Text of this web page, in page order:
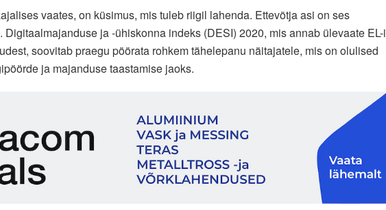
vaates, on küsimus, mis tuleb riigil lahenda. Ettevõtja asi on ses
ja -ühiskonna indeks (DESI) 2020, mis annab ülevaate EL-i
soovitab praegu pöörata rohkem tähelepanu näitajatele, mis on olulised
ja majanduse taastamise jaoks.